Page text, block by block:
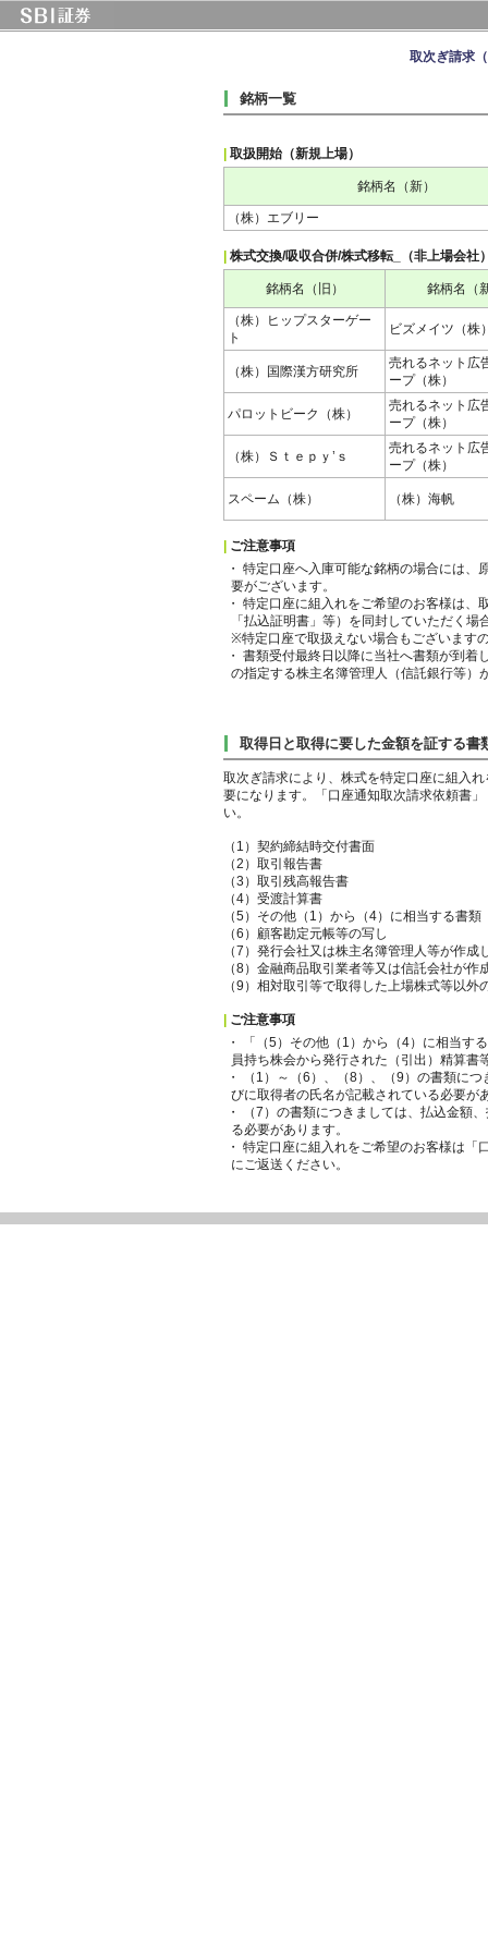
取次ぎ請求
銘柄一覧
取扱開始（新規上場）
銘柄名（新）
（株）エブリー
株式交換/吸収合併/株式移転_（非上場会社
銘柄名（旧） 銘柄名（
（株）ヒップスターゲー
ト
ビズメイツ（株
（株）国際漢方研究所
売れるネット広
ープ（株）
パロットビーク（株）
売れるネット広
ープ（株）
（株）Ｓｔｅｐｙ’ｓ
売れるネット広
ープ（株）
スペーム（株） （株）海帆
ご注意事項
・ 特定口座へ入庫可能な銘柄の場合には
要がございます。
・ 特定口座に組入れをご希望のお客様は
「払込証明書」等）を同封していただく場
※特定口座で取扱えない場合もございます
・ 書類受付最終日以降に当社へ書類が到
の指定する株主名簿管理人（信託銀行等）
取得日と取得に要した金額を証する書
取次ぎ請求により、株式を特定口座に組入
要になります。「口座通知取次請求依頼書
い。
（1）契約締結時交付書面
（2）取引報告書
（3）取引残高報告書
（4）受渡計算書
（5）その他（1）から（4）に相当する書類
（6）顧客勘定元帳等の写し
（7）発行会社又は株主名簿管理人等が作
（8）金融商品取引業者等又は信託会社が
（9）相対取引等で取得した上場株式等以
ご注意事項
・ 「（5）その他（1）から（4）に相当す
員持ち株会から発行された（引出）精算書
・ （1）～（6）、（8）、（9）の書類に
びに取得者の氏名が記載されている必要が
・ （7）の書類につきましては、払込金額
る必要があります。
・ 特定口座に組入れをご希望のお客様は
にご返送ください。